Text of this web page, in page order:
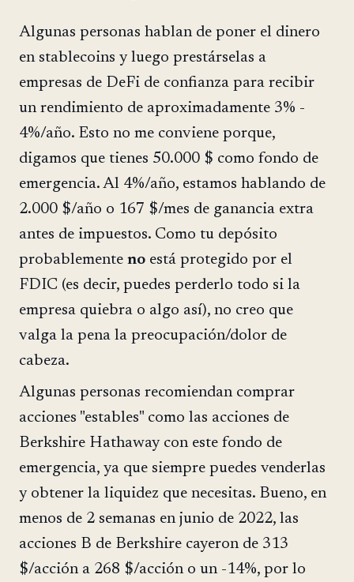
Algunas personas hablan de poner el dinero
en stablecoins y luego prestárselas a
empresas de DeFi de confianza para recibir
un rendimiento de aproximadamente 3% -
4%/año. Esto no me conviene porque,
digamos que tienes 50.000 $ como fondo de
emergencia. Al 4%/año, estamos hablando de
2.000 $/año o 167 $/mes de ganancia extra
antes de impuestos. Como tu depósito
probablemente no está protegido por el
FDIC (es decir, puedes perderlo todo si la
empresa quiebra o algo así), no creo que
valga la pena la preocupación/dolor de
cabeza.
Algunas personas recomiendan comprar
acciones "estables" como las acciones de
Berkshire Hathaway con este fondo de
emergencia, ya que siempre puedes venderlas
y obtener la liquidez que necesitas. Bueno, en
menos de 2 semanas en junio de 2022, las
acciones B de Berkshire cayeron de 313
$/acción a 268 $/acción o un -14%, por lo